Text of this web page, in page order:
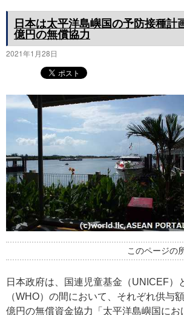
日本は太平洋島嶼国の予防接種計
億円の無償協力
2021年1月28日
このページの
日本政府は、国連児童基金（UNICEF）
（WHO）の間において、それぞれ供与
億円の無償資金協力「太平洋島嶼国にお